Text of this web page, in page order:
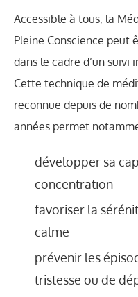
Accessible à tous, la
Pleine Conscience peut
dans le cadre d’un suivi
Cette technique de
reconnue depuis de
années permet
développer sa
concentration
favoriser la
calme
prévenir les
tristesse ou de